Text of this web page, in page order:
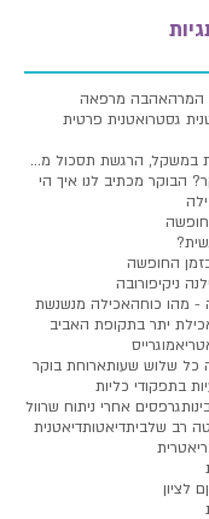
המרהאהבה מרפאה
גסטרואטנית פרטית
איזה רגש גורם לי להעלות במשקל, הרגשת תסכול מעלייה
הבוקר מכתיב לנו איך הי
החופשה
ניקיפורובה
- מהו כוחהאכילה מנשנשת
יתר בתקופת האביב
אמוגרייס
כל שלוש שעותארוחת בוקר
בתפקודי כליות
גרפסים אחרי ניתוח שרוול
רב שלביתדיאטותדיאטנית
לציון